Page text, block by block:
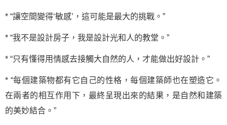
* “讓空間變得‘敏感’，這可能是最大的挑戰。”
* “我不是設計房子，我是設計光和人的教堂。”
* “只有懂得用情感去接觸大自然的人，才能做出好設計。”
* “每個建築物都有它自己的性格，每個建築師也在塑造它。
在兩者的相互作用下，最終呈現出來的結果，是自然和建築
的美妙結合。”